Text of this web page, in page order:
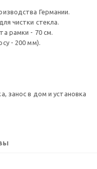
Германии.
чистки стекла.
рамки - 70 см.
- 200 мм).
занос в дом и установка